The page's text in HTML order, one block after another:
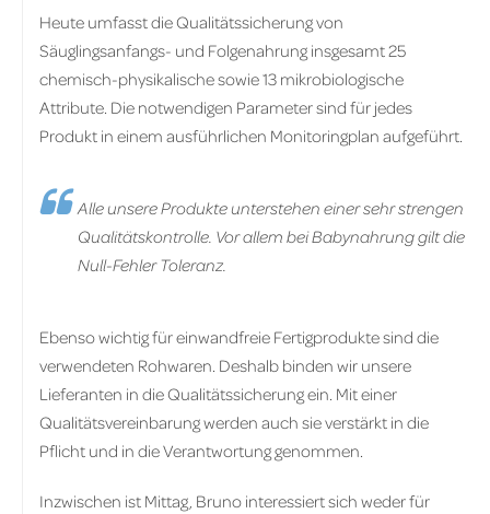
Heute umfasst die Qualitätssicherung von
Säuglingsanfangs- und Folgenahrung insgesamt 25
chemisch-physikalische sowie 13 mikrobiologische
Attribute. Die notwendigen Parameter sind für jedes
Produkt in einem ausführlichen Monitoringplan aufgeführt.
Alle unsere Produkte unterstehen einer sehr strengen
Qualitätskontrolle. Vor allem bei Babynahrung gilt die
Null-Fehler Toleranz.
Ebenso wichtig für einwandfreie Fertigprodukte sind die
verwendeten Rohwaren. Deshalb binden wir unsere
Lieferanten in die Qualitätssicherung ein. Mit einer
Qualitätsvereinbarung werden auch sie verstärkt in die
Pflicht und in die Verantwortung genommen.
Inzwischen ist Mittag, Bruno interessiert sich weder für